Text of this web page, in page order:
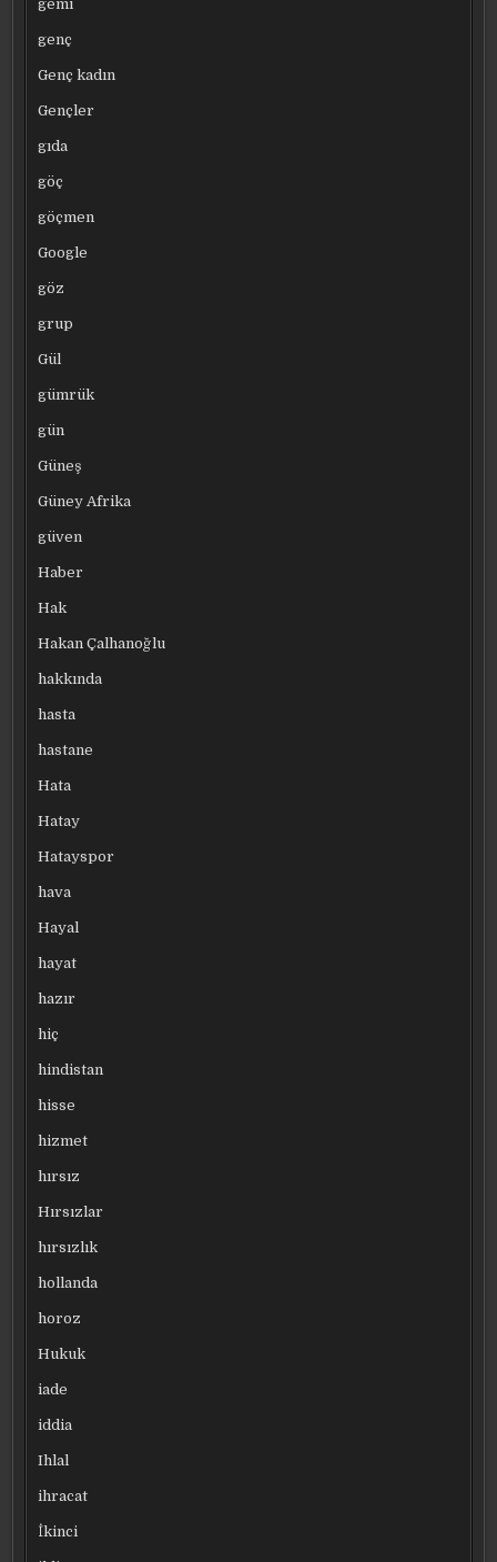
gemi
genç
Genç kadın
Gençler
gıda
göç
göçmen
Google
göz
grup
Gül
gümrük
gün
Güneş
Güney Afrika
güven
Haber
Hak
Hakan Çalhanoğlu
hakkında
hasta
hastane
Hata
Hatay
Hatayspor
hava
Hayal
hayat
hazır
hiç
hindistan
hisse
hizmet
hırsız
Hırsızlar
hırsızlık
hollanda
horoz
Hukuk
iade
iddia
Ihlal
ihracat
İkinci